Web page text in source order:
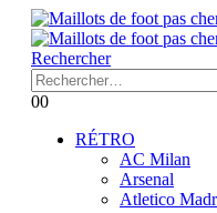
Rechercher
00
RÉTRO
AC Milan
Arsenal
Atletico